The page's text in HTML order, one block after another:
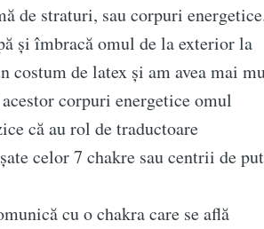
straturi, sau corpuri
și îmbracă omul de la exterior la
de latex și am avea mai
corpuri energetice omul
că au rol de traductoare
celor 7 chakre sau centrii de
cu o chakra care se află